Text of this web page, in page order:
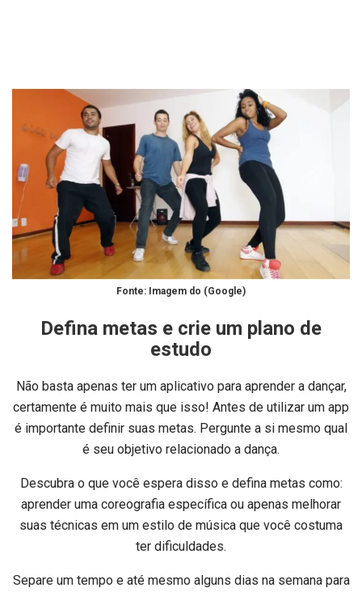
Fonte: Imagem do (Google)
Defina metas e crie um plano de
estudo
Não basta apenas ter um aplicativo para aprender a dançar,
certamente é muito mais que isso! Antes de utilizar um app
é importante definir suas metas. Pergunte a si mesmo qual
é seu objetivo relacionado a dança.
Descubra o que você espera disso e defina metas como:
aprender uma coreografia específica ou apenas melhorar
suas técnicas em um estilo de música que você costuma
ter dificuldades.
Separe um tempo e até mesmo alguns dias na semana para